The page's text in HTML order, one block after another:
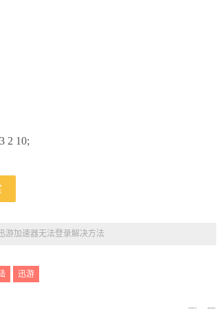
2 10;
游加速器无法登录解决方法
迅游